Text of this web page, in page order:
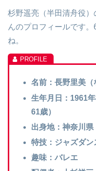
杉野遥亮（半田清舟役
んのプロフィールです
ね。
名前：長野里美（
生年月日：1961
61歳）
出身地：神奈川県
特技：ジャズダン
趣味：バレエ